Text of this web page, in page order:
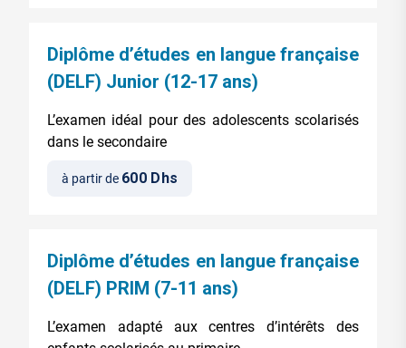
Diplôme d’études en langue française
(DELF) Junior (12-17 ans)
L’examen idéal pour des adolescents scolarisés
dans le secondaire
à partir de 600 Dhs
Diplôme d’études en langue française
(DELF) PRIM (7-11 ans)
L’examen adapté aux centres d’intérêts des